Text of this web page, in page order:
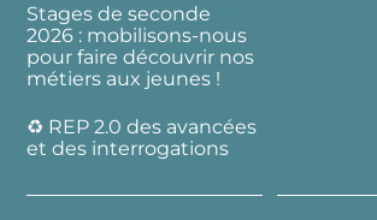
Stages de seconde
2026 : mobilisons-nous
pour faire découvrir nos
métiers aux jeunes !
♻️ REP 2.0 des avancées
et des interrogations